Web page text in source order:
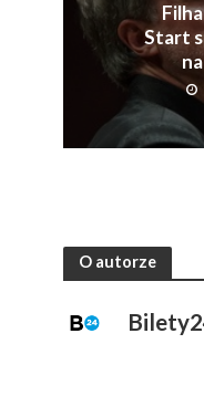
Start
O autorze